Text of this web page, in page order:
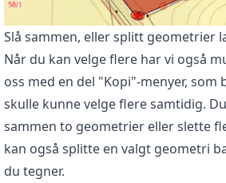
Slå sammen, eller splitt geometrier
Når du kan velge flere har vi også
oss med en del "Kopi"-menyer, som
skulle kunne velge flere samtidig.
sammen to geometrier eller slette
kan også splitte en valgt geometri
du tegner.